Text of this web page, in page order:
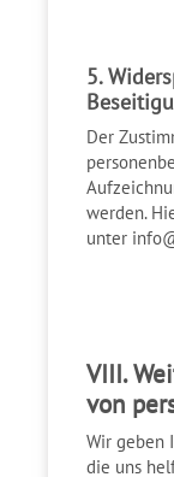
5.
Der
werden.
unter
VIII.
von
Wir geben
die uns